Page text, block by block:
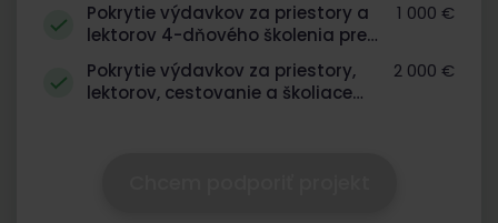
Pokrytie výdavkov za priestory a
lektorov 4-dňového školenia pre
nové omamy
1 000 €
Pokrytie výdavkov za priestory,
lektorov, cestovanie a školiace
2 000 €